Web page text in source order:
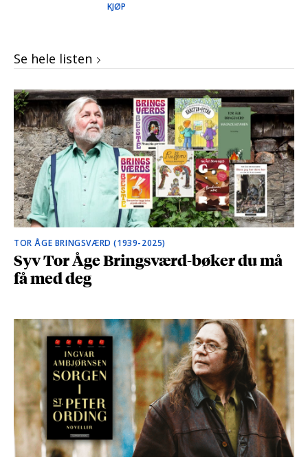
KJØP
Se hele listen
TOR ÅGE BRINGSVÆRD (1939-2025)
Syv Tor Åge Bringsværd-bøker du må
få med deg